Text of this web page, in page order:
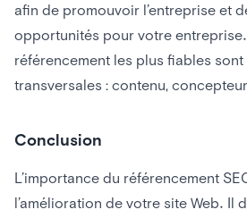
afin de promouvoir l’entreprise et
opportunités pour votre
référencement les plus fiables
transversales : contenu,
Conclusion
L’importance du référencement
l’amélioration de votre site Web. Il